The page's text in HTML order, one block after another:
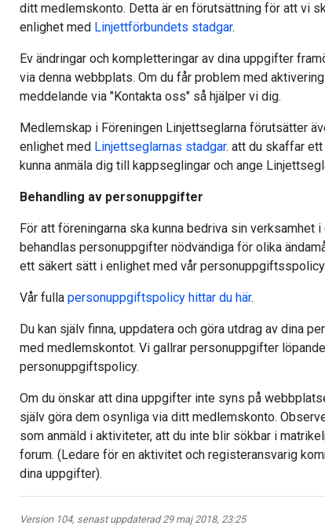
ditt medlemskonto. Detta är en förutsättning för att vi
enlighet med Linjettförbundets stadgar.
Ev ändringar och kompletteringar av dina uppgifter
via denna webbplats. Om du får problem med
meddelande via "Kontakta oss" så hjälper vi dig.
Medlemskap i Föreningen Linjettseglarna förutsätter
enlighet med Linjettseglarnas stadgar. att du skaffar
kunna anmäla dig till kappseglingar och ange
Behandling av personuppgifter
För att föreningarna ska kunna bedriva sin verksamhet
behandlas personuppgifter nödvändiga för olika
ett säkert sätt i enlighet med vår personuppgiftsspolicy
Vår fulla personuppgiftspolicy hittar du här.
Du kan själv finna, uppdatera och göra utdrag av dina
med medlemskontot. Vi gallrar personuppgifter
personuppgiftspolicy.
Om du önskar att dina uppgifter inte syns på
själv göra dem osynliga via ditt medlemskonto.
som anmäld i aktiviteter, att du inte blir sökbar i
forum. (Ledare för en aktivitet och registeransvarig
dina uppgifter).
Version 104, senast uppdaterad 29 maj 2018, 23:25